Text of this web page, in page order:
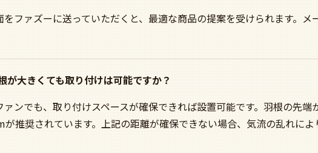
ファズーに送っていただくと、最適な商品の提案を受けられます。メ
が大きくても取り付けは可能ですか？
ンでも、取り付けスペースが確保できれば設置可能です。羽根の先端
推奨されています。上記の距離が確保できない場合、気流の乱れに